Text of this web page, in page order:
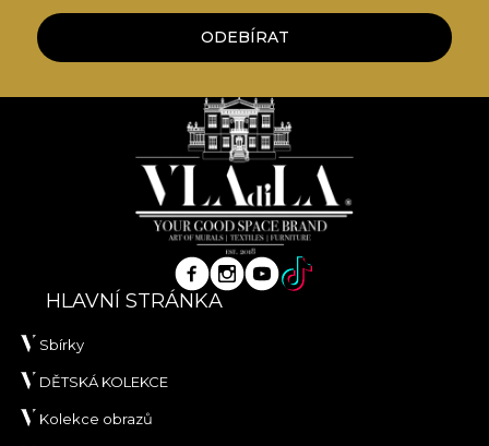
ODEBÍRAT
HLAVNÍ STRÁNKA
Sbírky
DĚTSKÁ KOLEKCE
Kolekce obrazů